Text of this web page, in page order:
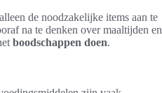
de noodzakelijke items aan te
na te denken over maaltijden en
boodschappen doen.